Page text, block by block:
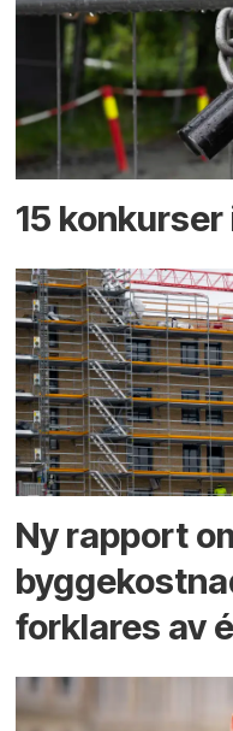
15 konkurser
Ny rapport
forklares av